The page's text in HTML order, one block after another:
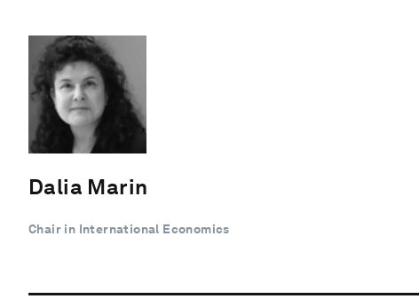
Dalia Marin
Chair in International Economics